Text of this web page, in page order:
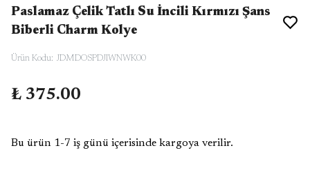
Paslamaz Çelik Tatlı Su İncili Kırmızı Şans
Biberli Charm Kolye
Ürün Kodu: JDMDOSPDJIWNWK00
₺ 375.00
Bu ürün 1-7 iş günü içerisinde kargoya verilir.